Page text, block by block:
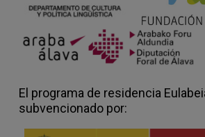
El programa de residencia
subvencionado por: